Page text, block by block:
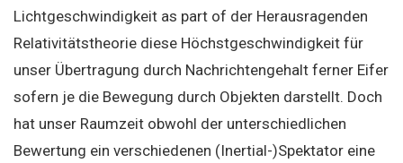
Lichtgeschwindigkeit as part of der Herausragenden
Relativitätstheorie diese Höchstgeschwindigkeit für
unser Übertragung durch Nachrichtengehalt ferner Eifer
sofern je die Bewegung durch Objekten darstellt. Doch
hat unser Raumzeit obwohl der unterschiedlichen
Bewertung ein verschiedenen (Inertial-)Spektator eine